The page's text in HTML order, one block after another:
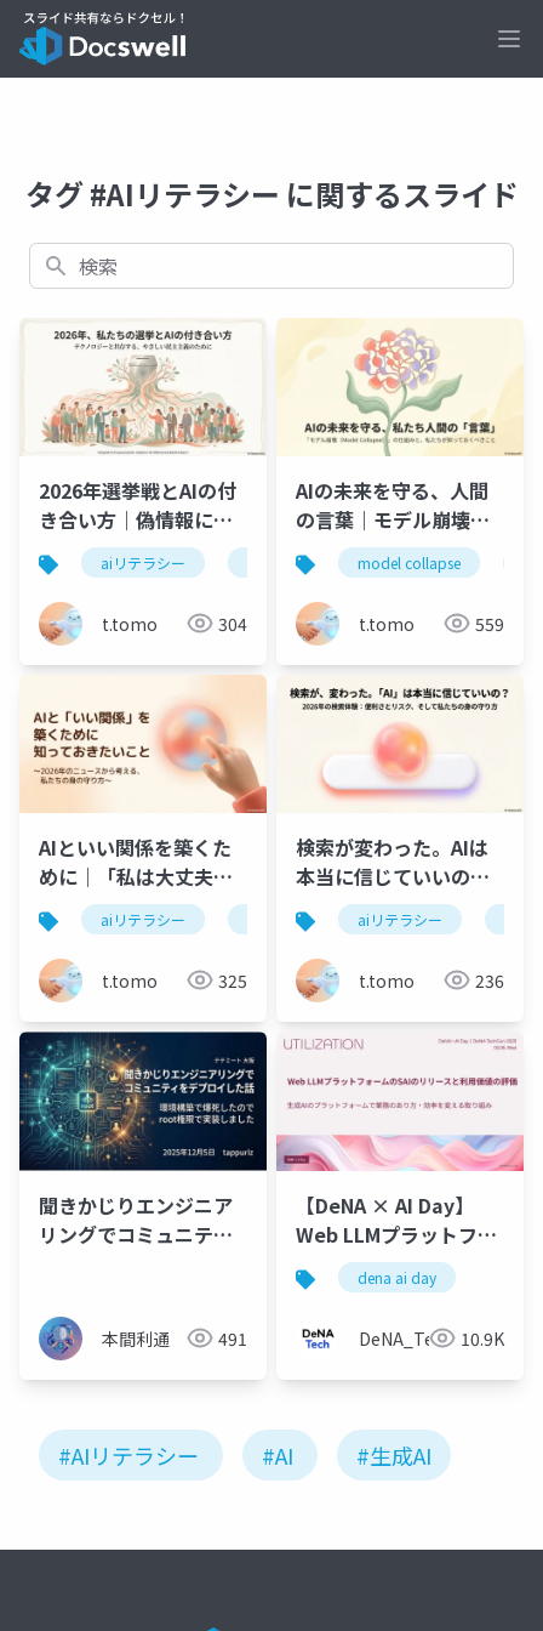
タグ #AIリテラシー に関するスライド
検索
2026年選挙戦とAIの付
き合い方｜偽情報に騙
されないaiリテラシー 衆院選2026
t.tomo 304
AIの未来を守る、人間
の言葉｜モデル崩壊の
仕組みmodel collapse
t.tomo 559
AIといい関係を築くた
めに｜「私は大丈夫」
と思う人ほど陥る、AI
のやさしい罠
aiリテラシー human-in-the-loop
t.tomo 325
検索が変わった。AIは
本当に信じていいの？
2026年の検索体験とリ
スク
aiリテラシー
t.tomo 236
聞きかじりエンジニア
リングでコミュニティ
本間利通 491
【DeNA × AI Day】
Web LLMプラットフォ
ームのSAIのリリースと
利用価値の評価
dena ai day
DeNA_Tech 10.9K
#AIリテラシー #AI #生成AI